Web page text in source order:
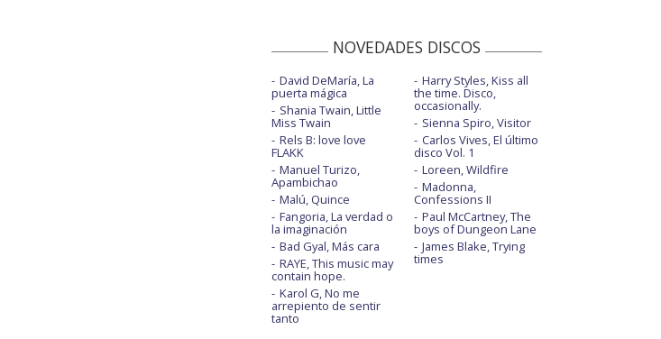
NOVEDADES DISCOS
David DeMaría, La
puerta mágica
Shania Twain, Little
Miss Twain
Rels B: love love
FLAKK
Manuel Turizo,
Apambichao
Malú, Quince
Fangoria, La verdad o
la imaginación
Bad Gyal, Más cara
RAYE, This music may
contain hope.
Karol G, No me
arrepiento de sentir
tanto
Harry Styles, Kiss all
the time. Disco,
occasionally.
Sienna Spiro, Visitor
Carlos Vives, El último
disco Vol. 1
Loreen, Wildfire
Madonna,
Confessions II
Paul McCartney, The
boys of Dungeon Lane
James Blake, Trying
times